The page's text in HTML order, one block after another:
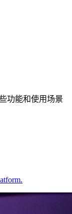
功能和使用场景